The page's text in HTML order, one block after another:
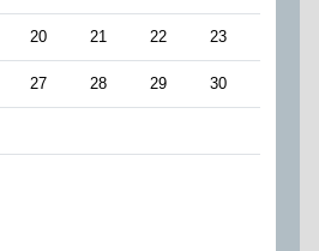
20 21 22 23
27 28 29 30